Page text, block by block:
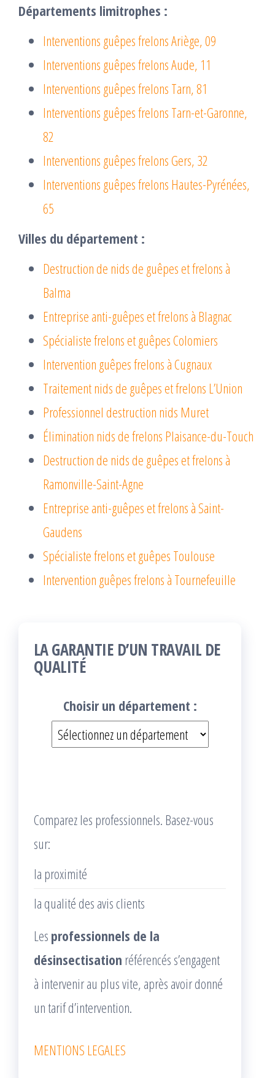
Départements limitrophes :
Interventions guêpes frelons Ariège, 09
Interventions guêpes frelons Aude, 11
Interventions guêpes frelons Tarn, 81
Interventions guêpes frelons Tarn-et-Garonne,
82
Interventions guêpes frelons Gers, 32
Interventions guêpes frelons Hautes-Pyrénées,
65
Villes du département :
Destruction de nids de guêpes et frelons à
Balma
Entreprise anti-guêpes et frelons à Blagnac
Spécialiste frelons et guêpes Colomiers
Intervention guêpes frelons à Cugnaux
Traitement nids de guêpes et frelons L’Union
Professionnel destruction nids Muret
Élimination nids de frelons Plaisance-du-Touch
Destruction de nids de guêpes et frelons à
Ramonville-Saint-Agne
Entreprise anti-guêpes et frelons à Saint-
Gaudens
Spécialiste frelons et guêpes Toulouse
Intervention guêpes frelons à Tournefeuille
LA GARANTIE D’UN TRAVAIL DE
QUALITÉ
Choisir un département :
Comparez les professionnels. Basez-vous
sur:
la proximité
la qualité des avis clients
Les professionnels de la
désinsectisation référencés s’engagent
à intervenir au plus vite, après avoir donné
un tarif d’intervention.
MENTIONS LEGALES